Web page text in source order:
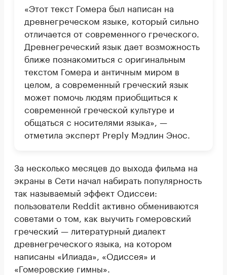
«Этот текст Гомера был написан на
древнегреческом языке, который сильно
отличается от современного греческого.
Древнегреческий язык дает возможность
ближе познакомиться с оригинальным
текстом Гомера и античным миром в
целом, а современный греческий язык
может помочь людям приобщиться к
современной греческой культуре и
общаться с носителями языка», —
отметила эксперт Preply Мэдлин Энос.
За несколько месяцев до выхода фильма на
экраны в Сети начал набирать популярность
так называемый эффект Одиссеи:
пользователи Reddit активно обмениваются
советами о том, как выучить гомеровский
греческий — литературный диалект
древнегреческого языка, на котором
написаны «Илиада», «Одиссея» и
«Гомеровские гимны».